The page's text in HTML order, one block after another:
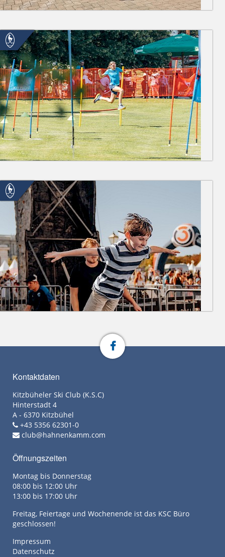
Kontaktdaten
Kitzbüheler Ski Club (K.S.C)
Hinterstadt 4
A - 6370 Kitzbühel
+43 5356 62301-0
club@hahnenkamm.com
Öffnungszeiten
Montag bis Donnerstag
08:00 bis 12:00 Uhr
13:00 bis 17:00 Uhr
Freitag, Feiertage und Wochenende ist das KSC Büro
geschlossen!
Impressum
Datenschutz